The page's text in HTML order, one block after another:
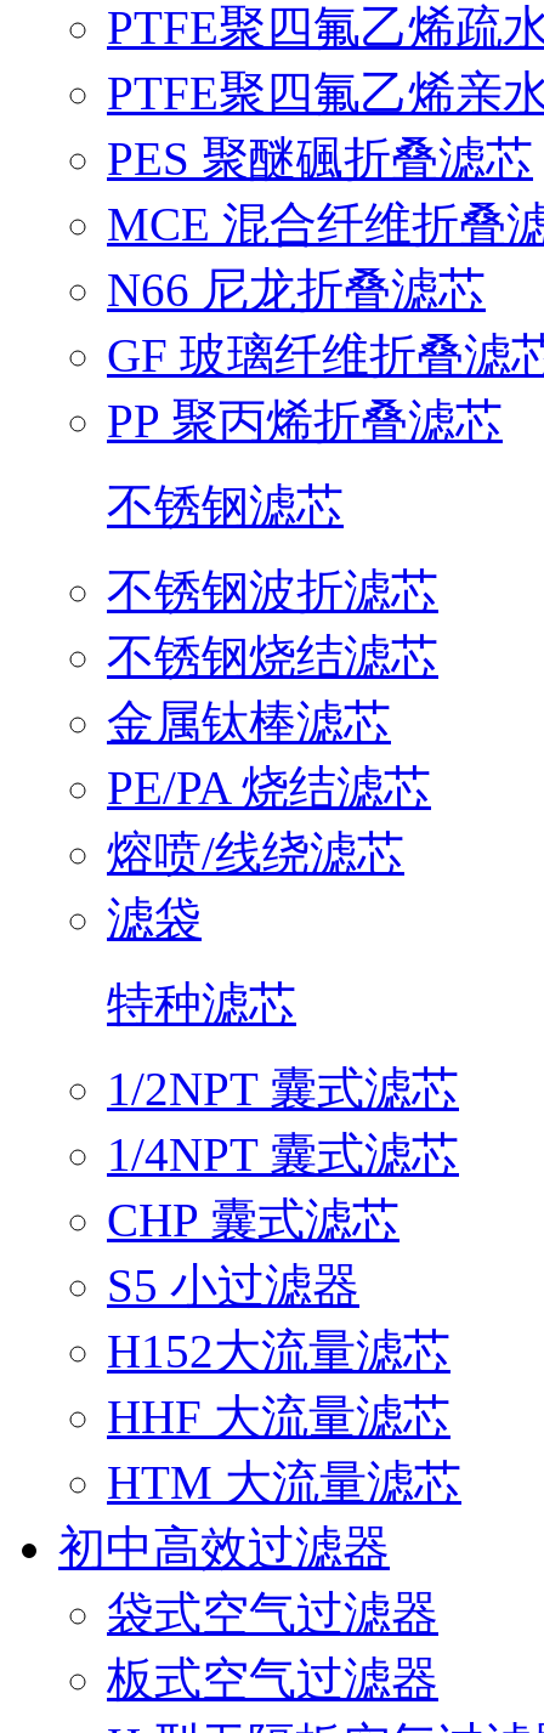
PTFE聚四氟乙烯疏
PTFE聚四氟乙烯亲
PES 聚醚碸折叠滤芯
MCE 混合纤维折叠
N66 尼龙折叠滤芯
GF 玻璃纤维折叠滤
PP 聚丙烯折叠滤芯
不锈钢滤芯
不锈钢波折滤芯
不锈钢烧结滤芯
金属钛棒滤芯
PE/PA 烧结滤芯
熔喷/线绕滤芯
滤袋
特种滤芯
1/2NPT 囊式滤芯
1/4NPT 囊式滤芯
CHP 囊式滤芯
S5 小过滤器
H152大流量滤芯
HHF 大流量滤芯
HTM 大流量滤芯
初中高效过滤器
袋式空气过滤器
板式空气过滤器